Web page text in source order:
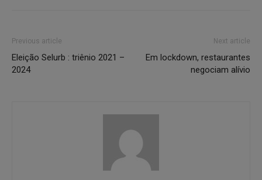
Previous article
Eleição Selurb : triênio 2021 –
2024
Next article
Em lockdown, restaurantes
negociam alívio